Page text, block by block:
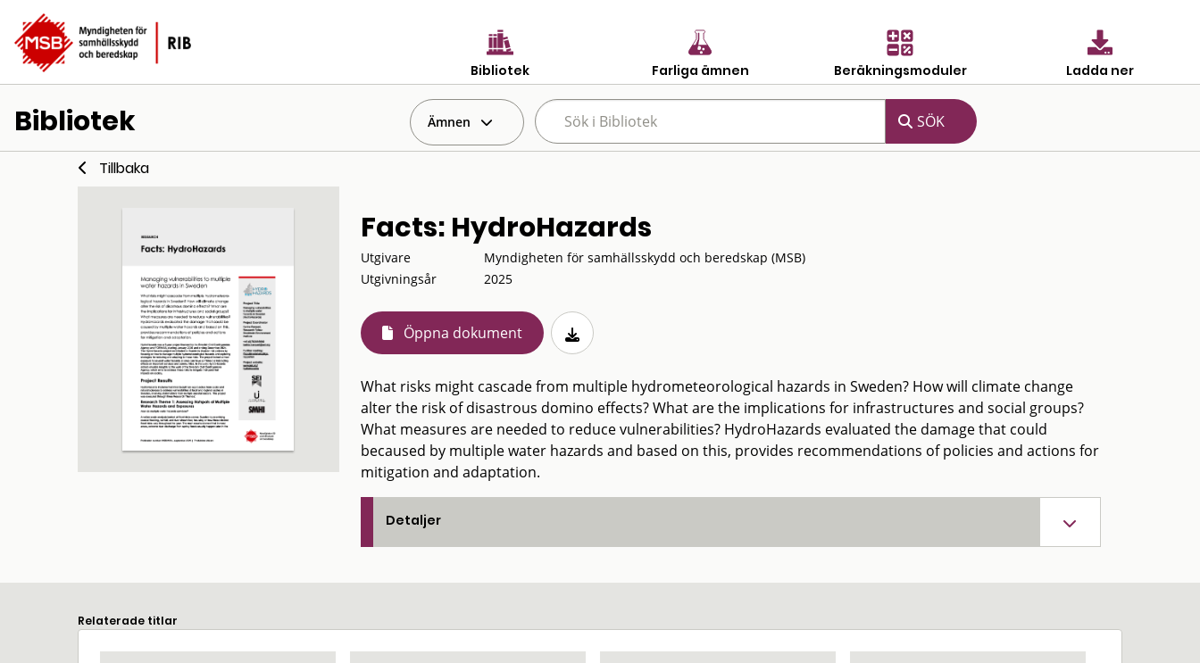
Bibliotek Farliga ämnen Beräkningsmoduler Ladda ner
Bibliotek Ämnen
Tillbaka
Facts: HydroHazards
Utgivare
Myndigheten för samhällsskydd och beredskap (MSB)
Utgivningsår
2025
Öppna dokument
What risks might cascade from multiple hydrometeorological hazards in Sweden? How will climate change
alter the risk of disastrous domino effects? What are the implications for infrastructures and social groups?
What measures are needed to reduce vulnerabilities? HydroHazards evaluated the damage that could
becaused by multiple water hazards and based on this, provides recommendations of policies and actions for
mitigation and adaptation.
Detaljer
Relaterade titlar